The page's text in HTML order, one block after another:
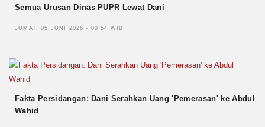
Semua Urusan Dinas PUPR Lewat Dani
JUMAT, 05 JUNI 2026 - 00:54 WIB
Fakta Persidangan: Dani Serahkan Uang 'Pemerasan' ke Abdul
Wahid